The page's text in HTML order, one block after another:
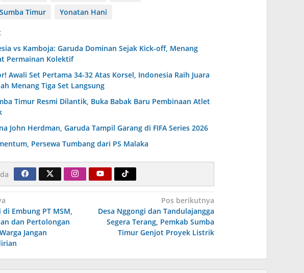
Timur
Yonatan Hani
vs Kamboja: Garuda Dominan Sejak Kick-off, Menang
Permainan Kolektif
Awali Set Pertama 34-32 Atas Korsel, Indonesia Raih Juara
Menang Tiga Set Langsung
Timur Resmi Dilantik, Buka Babak Baru Pembinaan Atlet
John Herdman, Garuda Tampil Garang di FIFA Series 2026
Persewa Tumbang dari PS Malaka
Embung PT MSM,
dan Pertolongan
Jangan
Pos berikutnya
Desa Nggongi dan Tandulajangga
Segera Terang, Pemkab Sumba
Timur Genjot Proyek Listrik